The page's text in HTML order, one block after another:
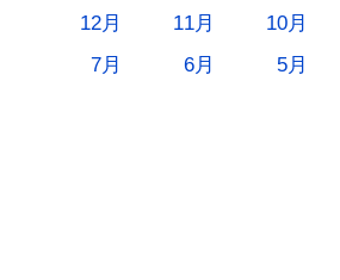
12月
11月 10月
7月
6月 5月